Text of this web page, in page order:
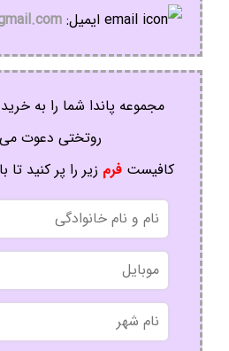
ایمیل:
مجموعه پاندا شما را به
روتختی دعوت می
کافیستفرم زیر را پر کنید تا
نام
و
نام
خانوادگی
موبایل
نام
شهر